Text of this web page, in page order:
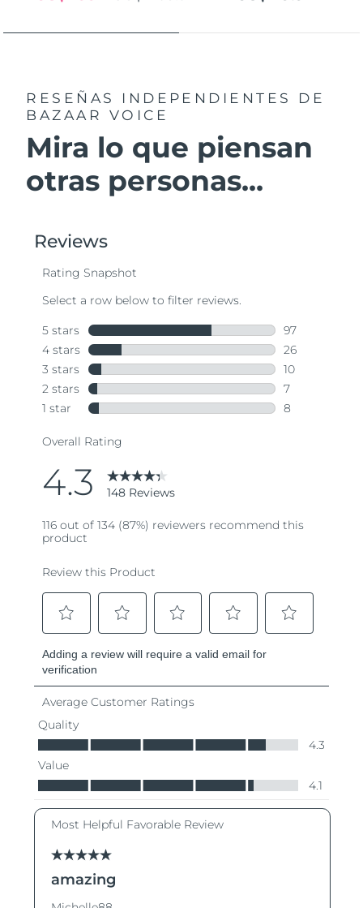
RESEÑAS INDEPENDIENTES
DE
BAZAAR VOICE
Mira lo que piensan
otras personas...